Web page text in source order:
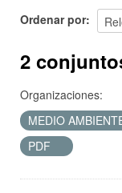
Ordenar por
2
Organizaciones:
MEDIO
PDF